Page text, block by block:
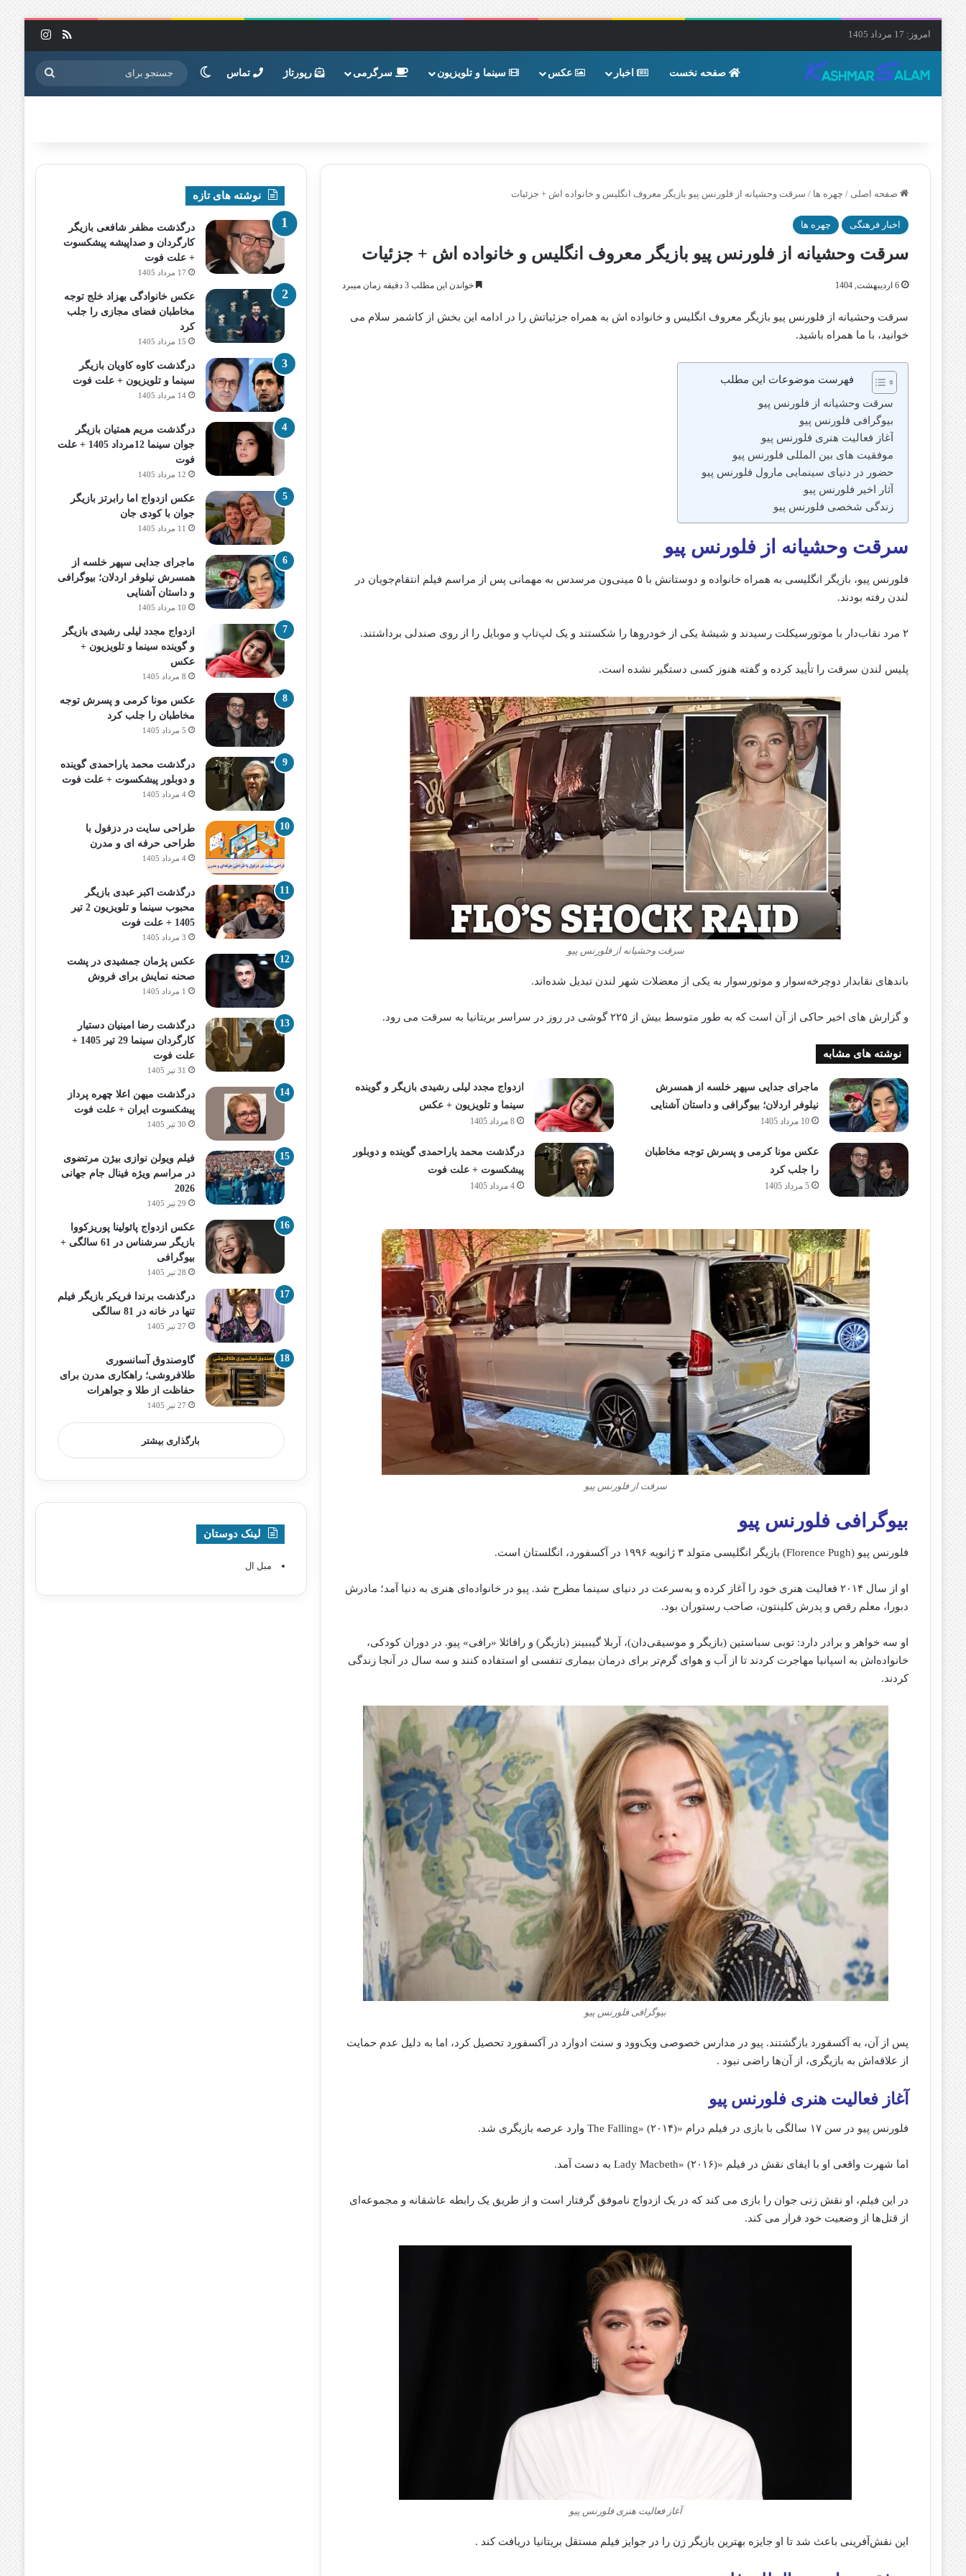
امروز: 17 مرداد 1405 خوراک
صفحه نخست اخبار عکس سینما و تلویزیون سرگرمی رپورتاژ تماس تغییر پوسته جستجو
برای
صفحه اصلی / چهره ها / سرقت وحشیانه از فلورنس پیو بازیگر معروف انگلیس و خانواده اش + جزئیات
اخبار فرهنگی چهره ها
سرقت وحشیانه از فلورنس پیو بازیگر معروف انگلیس و خانواده اش + جزئیات
6 اردیبهشت, 1404 خواندن این مطلب 3 دقیقه زمان میبرد
سرقت وحشیانه از فلورنس پیو بازیگر معروف انگلیس و خانواده اش به همراه جزئیاتش را در ادامه این بخش از کاشمر سلام می
خوانید، با ما همراه باشید.
فهرست موضوعات این مطلب
سرقت وحشیانه از فلورنس پیو
بیوگرافی فلورنس پیو
آغاز فعالیت هنری فلورنس پیو
موفقیت‌ های بین‌ المللی فلورنس پیو
حضور در دنیای سینمایی مارول فلورنس پیو
آثار اخیر فلورنس پیو
زندگی شخصی فلورنس پیو
سرقت وحشیانه از فلورنس پیو
فلورنس پیو، بازیگر انگلیسی به همراه خانواده و دوستانش با ۵ مینی‌ون مرسدس به مهمانی پس از مراسم فیلم انتقام‌جویان در
لندن رفته بودند.
۲ مرد نقاب‌دار با موتورسیکلت رسیدند و شیشهٔ یکی از خودروها را شکستند و یک لپ‌تاپ و موبایل را از روی صندلی‌ برداشتند.
پلیس لندن سرقت را تأیید کرده و گفته هنوز کسی دستگیر نشده است.
سرقت وحشیانه از فلورنس پیو
باندهای نقابدار دوچرخه‌سوار و موتورسوار به یکی از معضلات شهر لندن تبدیل شده‌اند.
و گزارش‌ های اخیر حاکی از آن است که به طور متوسط بیش از ۲۲۵ گوشی در روز در سراسر بریتانیا به سرقت می‌ رود.
نوشته های مشابه
ماجرای جدایی سپهر خلسه از همسرش
نیلوفر اردلان؛ بیوگرافی و داستان آشنایی
10 مرداد 1405
ازدواج مجدد لیلی رشیدی بازیگر و گوینده
سینما و تلویزیون + عکس
8 مرداد 1405
عکس مونا کرمی و پسرش توجه مخاطبان
را جلب کرد
5 مرداد 1405
درگذشت محمد یاراحمدی گوینده و دوبلور
پیشکسوت + علت فوت
4 مرداد 1405
سرقت از فلورنس پیو
بیوگرافی فلورنس پیو
فلورنس پیو (Florence Pugh) بازیگر انگلیسی متولد ۳ ژانویه ۱۹۹۶ در آکسفورد، انگلستان است.
او از سال ۲۰۱۴ فعالیت هنری خود را آغاز کرده و به‌سرعت در دنیای سینما مطرح شد. پیو در خانواده‌ای هنری به دنیا آمد؛ مادرش
دبورا، معلم رقص و پدرش کلینتون، صاحب رستوران بود.
او سه خواهر و برادر دارد: توبی سباستین (بازیگر و موسیقی‌دان)، آربلا گیببینز (بازیگر) و رافائلا «رافی» پیو. در دوران کودکی،
خانواده‌اش به اسپانیا مهاجرت کردند تا از آب و هوای گرم‌تر برای درمان بیماری تنفسی او استفاده کنند و سه سال در آنجا زندگی
کردند.
بیوگرافی فلورنس پیو
پس از آن، به آکسفورد بازگشتند. پیو در مدارس خصوصی ویک‌وود و سنت ادوارد در آکسفورد تحصیل کرد، اما به دلیل عدم حمایت
از علاقه‌اش به بازیگری، از آن‌ها راضی نبود .​
آغاز فعالیت هنری فلورنس پیو
فلورنس پیو در سن ۱۷ سالگی با بازی در فیلم درام «The Falling» (۲۰۱۴) وارد عرصه بازیگری شد.
اما شهرت واقعی او با ایفای نقش در فیلم «Lady Macbeth» (۲۰۱۶) به دست آمد.
در این فیلم، او نقش زنی جوان را بازی می‌ کند که در یک ازدواج ناموفق گرفتار است و از طریق یک رابطه عاشقانه و مجموعه‌ای
از قتل‌ها از وضعیت خود فرار می‌ کند.
آغاز فعالیت هنری فلورنس پیو
این نقش‌آفرینی باعث شد تا او جایزه بهترین بازیگر زن را در جوایز فیلم مستقل بریتانیا دریافت کند .​
نوشته های تازه
درگذشت مظفر شافعی بازیگر
کارگردان و صداپیشه پیشکسوت
+ علت فوت
17 مرداد 1405
عکس خانوادگی بهزاد خلج توجه
مخاطبان فضای مجازی را جلب
کرد
15 مرداد 1405
درگذشت کاوه کاویان بازیگر
سینما و تلویزیون + علت فوت
14 مرداد 1405
درگذشت مریم همتیان بازیگر
جوان سینما 12مرداد 1405 + علت
فوت
12 مرداد 1405
عکس ازدواج اما رابرتز بازیگر
جوان با کودی جان
11 مرداد 1405
ماجرای جدایی سپهر خلسه از
همسرش نیلوفر اردلان؛ بیوگرافی
و داستان آشنایی
10 مرداد 1405
ازدواج مجدد لیلی رشیدی بازیگر
و گوینده سینما و تلویزیون +
عکس
8 مرداد 1405
عکس مونا کرمی و پسرش توجه
مخاطبان را جلب کرد
5 مرداد 1405
درگذشت محمد یاراحمدی گوینده
و دوبلور پیشکسوت + علت فوت
4 مرداد 1405
طراحی سایت در دزفول با
طراحی حرفه‌ ای و مدرن
4 مرداد 1405
درگذشت اکبر عبدی بازیگر
محبوب سینما و تلویزیون 2 تیر
1405 + علت فوت
3 مرداد 1405
عکس پژمان جمشیدی در پشت
صحنه نمایش برای فروش
1 مرداد 1405
درگذشت رضا امینیان دستیار
کارگردان سینما 29 تیر 1405 +
علت فوت
31 تیر 1405
درگذشت میهن اعلا چهره پرداز
پیشکسوت ایران + علت فوت
30 تیر 1405
فیلم ویولن نوازی بیژن مرتضوی
در مراسم ویژه فینال جام جهانی
2026
29 تیر 1405
عکس ازدواج پائولینا پوریزکووا
بازیگر سرشناس در 61 سالگی +
بیوگرافی
28 تیر 1405
درگذشت برندا فریکر بازیگر فیلم
تنها در خانه در 81 سالگی
27 تیر 1405
گاوصندوق آسانسوری
طلافروشی؛ راهکاری مدرن برای
حفاظت از طلا و جواهرات
27 تیر 1405
بارگذاری بیشتر
لینک دوستان
مبل ال